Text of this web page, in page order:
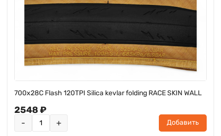
700x28C Flash 120TPI Silica kevlar folding RACE SKIN WALL
2548 ₽
- + Добавить